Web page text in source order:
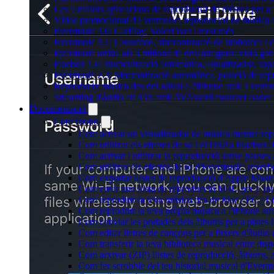
Les 5 millors aplicacions de reproductor de música per a
Vídeo promocional d'Evermusic: reproductor de música
Evermusic 3.6: CarPlay, VoiceOver i molt més
Evermusic 3.1: Crossfade, sincronització de biblioteca i
Evermusic arriba als 3 milions de descàrregues: visió
Flacbox 1.6: sincronització automàtica, equalitzador,
Evermusic 2.3: Sincronització automàtica, posició de
Reprodueix música des del núvol a l'iPhone amb
Streaming d'àudio en iOS amb AVAssetResourceLoader
Documentació
Com fer-ho
Com activar un visualitzador de música mentre
Com utilitzar els efectes de so i el DSP a
Com activar i utilitzar la reproducció sense pauses
Com utilitzar els efectes de so d'Evermusic:
Com exportar llistes de reproducció d'Apple
Com crear una llista de reproducció M3U per a
Com reproduir la teva música des de Mac / PC
Com reproduir la teva pròpia música a l'iPhone
Com canviar les portades dels àlbums per a
Com editar lletres de cançons per a fitxers
Com transferir la teva biblioteca musical entre
Com arxivar (ZIP) llistes de reproducció, àlbums,
Com fer scrobble del teu historial musical